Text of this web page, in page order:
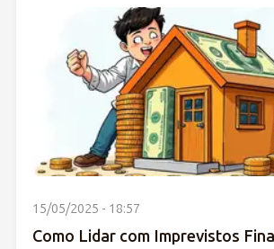
15/05/2025 - 18:57
Como Lidar com Imprevistos